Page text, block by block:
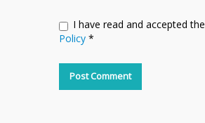
I have read and accepted the
Policy *